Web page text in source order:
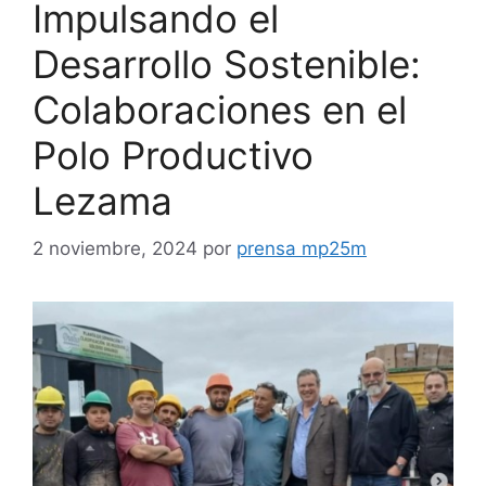
Impulsando el
Desarrollo Sostenible:
Colaboraciones en el
Polo Productivo
Lezama
2 noviembre, 2024 por prensa mp25m